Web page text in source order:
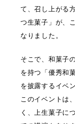
て、召し上がる
つ生菓子」が、
なりました。
そこで、和菓子
を持つ「優秀和
を披露するイベ
このイベントは
く、上生菓子に